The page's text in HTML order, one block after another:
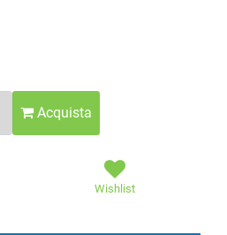
Acquista
Wishlist